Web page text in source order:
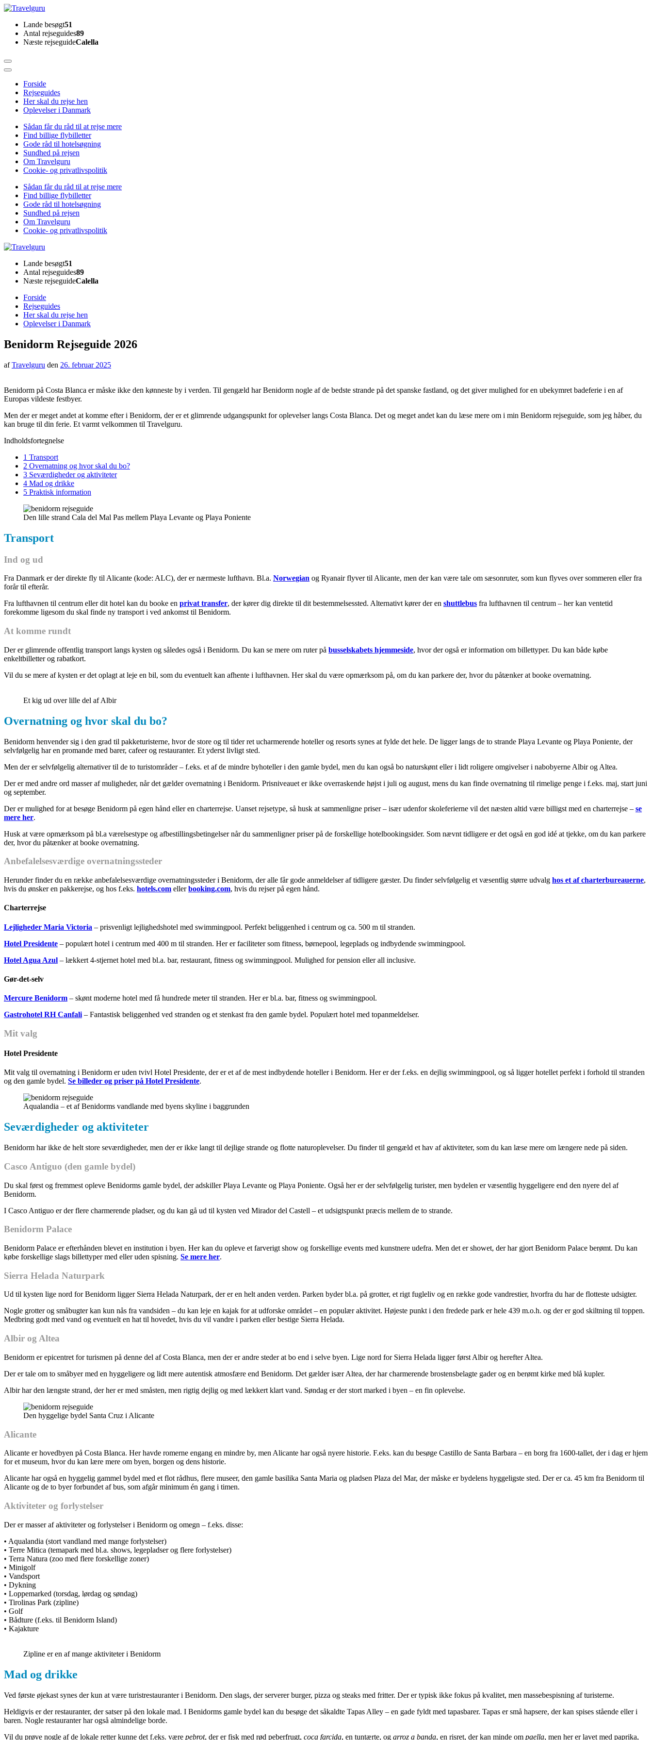
Skip
content
(Press
Enter)
TravelguruLande besøgt51
Antal rejseguides89
Næste rejseguideCalella
Forside
Rejseguides
Her skal du rejse hen
Oplevelser i Danmark
Sådan får du råd til at rejse mere
Find billige flybilletter
Gode råd til hotelsøgning
Sundhed på rejsen
Om Travelguru
Cookie- og privatlivspolitik
Sådan får du råd til at rejse mere
Find billige flybilletter
Gode råd til hotelsøgning
Sundhed på rejsen
Om Travelguru
Cookie- og privatlivspolitik
TravelguruLande besøgt51
Antal rejseguides89
Næste rejseguideCalella
Forside
Rejseguides
Her skal du rejse hen
Oplevelser i Danmark
Benidorm Rejseguide 2026
afTravelguru den 26. februar 2025
Benidorm på Costa Blanca er måske ikke den kønneste by i verden. Til gengæld har Benidorm nogle af de bedste strande på det spanske fastland, og det giver mulighed for en ubekymret badeferie i en af
Europas vildeste festbyer.
Men der er meget andet at komme efter i Benidorm, der er et glimrende udgangspunkt for oplevelser langs Costa Blanca. Det og meget andet kan du læse mere om i min Benidorm rejseguide, som jeg håber, du
kan bruge til din ferie. Et varmt velkommen til Travelguru.
Indholdsfortegnelse
1 Transport
2 Overnatning og hvor skal du bo?
3 Seværdigheder og aktiviteter
4 Mad og drikke
5 Praktisk information
Den lille strand Cala del Mal Pas mellem Playa Levante og Playa Poniente
Transport
Ind og ud
Fra Danmark er der direkte fly til Alicante (kode: ALC), der er nærmeste lufthavn. Bl.a. Norwegian og Ryanair flyver til Alicante, men der kan være tale om sæsonruter, som kun flyves over sommeren eller fra
forår til efterår.
Fra lufthavnen til centrum eller dit hotel kan du booke en privat transfer, der kører dig direkte til dit bestemmelsessted. Alternativt kører der en shuttlebus fra lufthavnen til centrum – her kan ventetid
forekomme ligesom du skal finde ny transport i ved ankomst til Benidorm.
At komme rundt
Der er glimrende offentlig transport langs kysten og således også i Benidorm. Du kan se mere om ruter på busselskabets hjemmeside, hvor der også er information om billettyper. Du kan både købe
enkeltbilletter og rabatkort.
Vil du se mere af kysten er det oplagt at leje en bil, som du eventuelt kan afhente i lufthavnen. Her skal du være opmærksom på, om du kan parkere der, hvor du påtænker at booke overnatning.
Et kig ud over lille del af Albir
Overnatning og hvor skal du bo?
Benidorm henvender sig i den grad til pakketuristerne, hvor de store og til tider ret ucharmerende hoteller og resorts synes at fylde det hele. De ligger langs de to strande Playa Levante og Playa Poniente, der
selvfølgelig har en promande med barer, cafeer og restauranter. Et yderst livligt sted.
Men der er selvfølgelig alternativer til de to turistområder – f.eks. et af de mindre byhoteller i den gamle bydel, men du kan også bo naturskønt eller i lidt roligere omgivelser i nabobyerne Albir og Altea.
Der er med andre ord masser af muligheder, når det gælder overnatning i Benidorm. Prisniveauet er ikke overraskende højst i juli og august, mens du kan finde overnatning til rimelige penge i f.eks. maj, start juni
og september.
Der er mulighed for at besøge Benidorm på egen hånd eller en charterrejse. Uanset rejsetype, så husk at sammenligne priser – især udenfor skoleferierne vil det næsten altid være billigst med en charterrejse – se
mere her.
Husk at være opmærksom på bl.a værelsestype og afbestillingsbetingelser når du sammenligner priser på de forskellige hotelbookingsider. Som nævnt tidligere er det også en god idé at tjekke, om du kan parkere
der, hvor du påtænker at booke overnatning.
Anbefalelsesværdige overnatningssteder
Herunder finder du en række anbefalelsesværdige overnatningssteder i Benidorm, der alle får gode anmeldelser af tidligere gæster. Du finder selvfølgelig et væsentlig større udvalg hos et af charterbureauerne,
hvis du ønsker en pakkerejse, og hos f.eks. hotels.com ellerbooking.com, hvis du rejser på egen hånd.
Charterrejse
Lejligheder Maria Victoria – prisvenligt lejlighedshotel med swimmingpool. Perfekt beliggenhed i centrum og ca. 500 m til stranden.
Hotel Presidente – populært hotel i centrum med 400 m til stranden. Her er faciliteter som fitness, børnepool, legeplads og indbydende swimmingpool.
Hotel Agua Azul – lækkert 4-stjernet hotel med bl.a. bar, restaurant, fitness og swimmingpool. Mulighed for pension eller all inclusive.
Gør-det-selv
Mercure Benidorm – skønt moderne hotel med få hundrede meter til stranden. Her er bl.a. bar, fitness og swimmingpool.
Gastrohotel RH Canfali – Fantastisk beliggenhed ved stranden og et stenkast fra den gamle bydel. Populært hotel med topanmeldelser.
Mit valg
Hotel Presidente
Mit valg til overnatning i Benidorm er uden tvivl Hotel Presidente, der er et af de mest indbydende hoteller i Benidorm. Her er der f.eks. en dejlig swimmingpool, og så ligger hotellet perfekt i forhold til stranden
og den gamle bydel. Se billeder og priser på Hotel Presidente.
Aqualandia – et af Benidorms vandlande med byens skyline i baggrunden
Seværdigheder og aktiviteter
Benidorm har ikke de helt store seværdigheder, men der er ikke langt til dejlige strande og flotte naturoplevelser. Du finder til gengæld et hav af aktiviteter, som du kan læse mere om længere nede på siden.
Casco Antiguo (den gamle bydel)
Du skal først og fremmest opleve Benidorms gamle bydel, der adskiller Playa Levante og Playa Poniente. Også her er der selvfølgelig turister, men bydelen er væsentlig hyggeligere end den nyere del af
Benidorm.
I Casco Antiguo er der flere charmerende pladser, og du kan gå ud til kysten ved Mirador del Castell – et udsigtspunkt præcis mellem de to strande.
Benidorm Palace
Benidorm Palace er efterhånden blevet en institution i byen. Her kan du opleve et farverigt show og forskellige events med kunstnere udefra. Men det er showet, der har gjort Benidorm Palace berømt. Du kan
købe forskellige slags billettyper med eller uden spisning. Se mere her.
Sierra Helada Naturpark
Ud til kysten lige nord for Benidorm ligger Sierra Helada Naturpark, der er en helt anden verden. Parken byder bl.a. på grotter, et rigt fugleliv og en række gode vandrestier, hvorfra du har de flotteste udsigter.
Nogle grotter og småbugter kan kun nås fra vandsiden – du kan leje en kajak for at udforske området – en populær aktivitet. Højeste punkt i den fredede park er hele 439 m.o.h. og der er god skiltning til toppen.
Medbring godt med vand og eventuelt en hat til hovedet, hvis du vil vandre i parken eller bestige Sierra Helada.
Albir og Altea
Benidorm er epicentret for turismen på denne del af Costa Blanca, men der er andre steder at bo end i selve byen. Lige nord for Sierra Helada ligger først Albir og herefter Altea.
Der er tale om to småbyer med en hyggeligere og lidt mere autentisk atmosfære end Benidorm. Det gælder især Altea, der har charmerende brostensbelagte gader og en berømt kirke med blå kupler.
Albir har den længste strand, der her er med småsten, men rigtig dejlig og med lækkert klart vand. Søndag er der stort marked i byen – en fin oplevelse.
Den hyggelige bydel Santa Cruz i Alicante
Alicante
Alicante er hovedbyen på Costa Blanca. Her havde romerne engang en mindre by, men Alicante har også nyere historie. F.eks. kan du besøge Castillo de Santa Barbara – en borg fra 1600-tallet, der i dag er hjem
for et museum, hvor du kan lære mere om byen, borgen og dens historie.
Alicante har også en hyggelig gammel bydel med et flot rådhus, flere museer, den gamle basilika Santa Maria og pladsen Plaza del Mar, der måske er bydelens hyggeligste sted. Der er ca. 45 km fra Benidorm til
Alicante og de to byer forbundet af bus, som afgår minimum én gang i timen.
Aktiviteter og forlystelser
Der er masser af aktiviteter og forlystelser i Benidorm og omegn – f.eks. disse:
• Aqualandia (stort vandland med mange forlystelser)
• Terre Mitica (temapark med bl.a. shows, legepladser og flere forlystelser)
• Terra Natura (zoo med flere forskellige zoner)
• Minigolf
• Vandsport
• Dykning
• Loppemarked (torsdag, lørdag og søndag)
• Tirolinas Park (zipline)
• Golf
• Bådture (f.eks. til Benidorm Island)
• Kajakture
Zipline er en af mange aktiviteter i Benidorm
Mad og drikke
Ved første øjekast synes der kun at være turistrestauranter i Benidorm. Den slags, der serverer burger, pizza og steaks med fritter. Der er typisk ikke fokus på kvalitet, men massebespisning af turisterne.
Heldigvis er der restauranter, der satser på den lokale mad. I Benidorms gamle bydel kan du besøge det såkaldte Tapas Alley – en gade fyldt med tapasbarer. Tapas er små hapsere, der kan spises stående eller i
baren. Nogle restauranter har også almindelige borde.
Vil du prøve nogle af de lokale retter kunne det f.eks. være pebrot, der er fisk med rød peberfrugt, coca farcida, en tuntærte, og arroz a banda, en risret, der kan minde om paella, men her er lavet med paprika,